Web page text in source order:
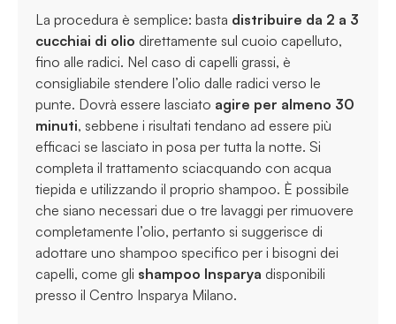
La procedura è semplice: basta distribuire da 2 a 3
cucchiai di olio direttamente sul cuoio capelluto,
fino alle radici. Nel caso di capelli grassi, è
consigliabile stendere l’olio dalle radici verso le
punte. Dovrà essere lasciato agire per almeno 30
minuti, sebbene i risultati tendano ad essere più
efficaci se lasciato in posa per tutta la notte. Si
completa il trattamento sciacquando con acqua
tiepida e utilizzando il proprio shampoo. È possibile
che siano necessari due o tre lavaggi per rimuovere
completamente l’olio, pertanto si suggerisce di
adottare uno shampoo specifico per i bisogni dei
capelli, come gli shampoo Insparya disponibili
presso il Centro Insparya Milano.